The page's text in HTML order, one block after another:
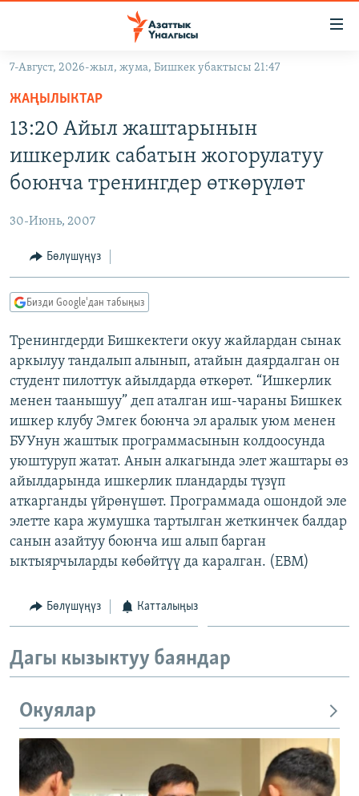
Навигацияга
өтүңүз
салыңыз
МАДАНИЯТ
УКРАИНА
ТВ ПРОГРАММАЛАР
БҮГҮН АЗАТТЫКТА
ДАНИСТЕ
АЗАТТЫК+
ЫҢГАЙСЫЗ СУРООЛОР
ПОДКАСТ
ОНЛАЙН ШЕРИНЕ
ЭЕ/АРнун бардык сайттары
7-Август, 2026-жыл, жума, Бишкек убактысы 21:47
ЖАҢЫЛЫКТАР
13:20 Айыл жаштарынын
ишкерлик сабатын жогорулатуу
боюнча тренингдер өткөрүлөт
30-Июнь, 2007
Бөлүшүңүз
Бизди Google'дан табыңыз
Тренингдерди Бишкектеги окуу жайлардан сынак
аркылуу тандалып алынып, атайын даярдалган он
студент пилоттук айылдарда өткөрөт. “Ишкерлик
менен таанышуу” деп аталган иш-чараны Бишкек
ишкер клубу Эмгек боюнча эл аралык уюм менен
БУУнун жаштык программасынын колдоосунда
уюштуруп жатат. Анын алкагында элет жаштары өз
айылдарында ишкерлик пландарды түзүп
аткарганды үйрөнүшөт. Программада ошондой эле
элетте кара жумушка тартылган жеткинчек балдар
санын азайтуу боюнча иш алып барган
ыктыярчыларды көбөйтүү да каралган. (EBM)
Бөлүшүңүз Катталыңыз
Дагы кызыктуу баяндар
Окуялар